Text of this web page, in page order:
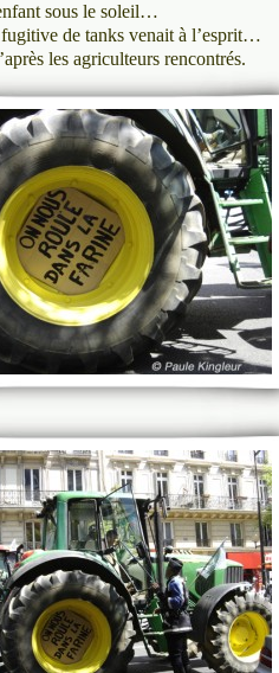
sous le soleil…
de tanks venait à l’esprit…
les agriculteurs rencontrés.